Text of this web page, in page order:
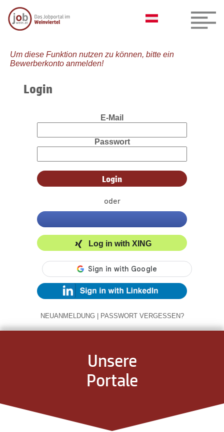
Um diese Funktion nutzen zu können, bitte ein
Bewerberkonto anmelden!
Login
E-Mail
Passwort
oder
Log in with XING
NEUANMELDUNG | PASSWORT VERGESSEN?
Unsere
Portale